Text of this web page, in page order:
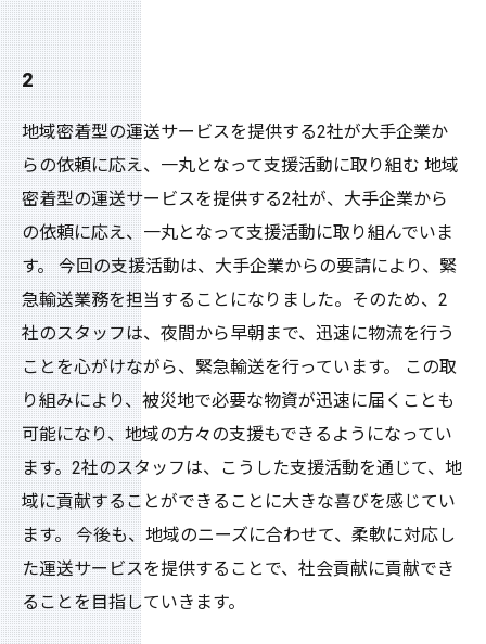
2
地域密着型の運送サービスを提供する2社が大手企業か
らの依頼に応え、一丸となって支援活動に取り組む 地域
密着型の運送サービスを提供する2社が、大手企業から
の依頼に応え、一丸となって支援活動に取り組んでいま
す。 今回の支援活動は、大手企業からの要請により、緊
急輸送業務を担当することになりました。そのため、2
社のスタッフは、夜間から早朝まで、迅速に物流を行う
ことを心がけながら、緊急輸送を行っています。 この取
り組みにより、被災地で必要な物資が迅速に届くことも
可能になり、地域の方々の支援もできるようになってい
ます。2社のスタッフは、こうした支援活動を通じて、地
域に貢献することができることに大きな喜びを感じてい
ます。 今後も、地域のニーズに合わせて、柔軟に対応し
た運送サービスを提供することで、社会貢献に貢献でき
ることを目指していきます。